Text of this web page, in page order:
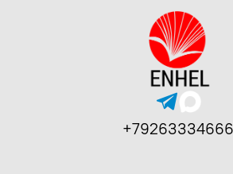
+79263334666